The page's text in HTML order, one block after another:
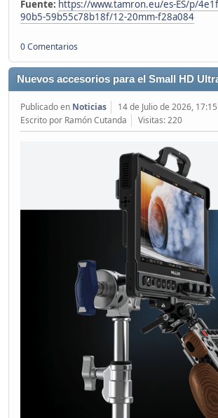
Fuente: https://www.tamron.eu/es-ES/p/
90b5-59b55c78b18f/12-20mm-f28a084
0 Comentarios
Nuevos accesorios para el Small HD
Publicado en Noticias
14 de Julio de 2026,
Escrito por Ramón Cutanda
Visitas: 220